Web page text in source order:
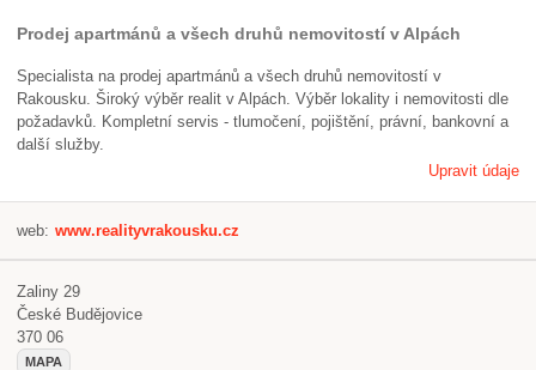
Prodej apartmánů a všech druhů nemovitostí v Alpách
Specialista na prodej apartmánů a všech druhů nemovitostí v
Rakousku. Široký výběr realit v Alpách. Výběr lokality i nemovitosti dle
požadavků. Kompletní servis - tlumočení, pojištění, právní, bankovní a
další služby.
Upravit údaje
web: www.realityvrakousku.cz
Zaliny 29
České Budějovice
370 06
MAPA